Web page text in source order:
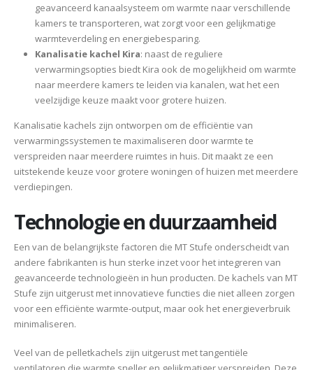
geavanceerd kanaalsysteem om warmte naar verschillende
kamers te transporteren, wat zorgt voor een gelijkmatige
warmteverdeling en energiebesparing.
Kanalisatie kachel Kira: naast de reguliere
verwarmingsopties biedt Kira ook de mogelijkheid om warmte
naar meerdere kamers te leiden via kanalen, wat het een
veelzijdige keuze maakt voor grotere huizen.
Kanalisatie kachels zijn ontworpen om de efficiëntie van
verwarmingssystemen te maximaliseren door warmte te
verspreiden naar meerdere ruimtes in huis. Dit maakt ze een
uitstekende keuze voor grotere woningen of huizen met meerdere
verdiepingen.
Technologie en duurzaamheid
Een van de belangrijkste factoren die MT Stufe onderscheidt van
andere fabrikanten is hun sterke inzet voor het integreren van
geavanceerde technologieën in hun producten. De kachels van MT
Stufe zijn uitgerust met innovatieve functies die niet alleen zorgen
voor een efficiënte warmte-output, maar ook het energieverbruik
minimaliseren.
Veel van de pelletkachels zijn uitgerust met tangentiële